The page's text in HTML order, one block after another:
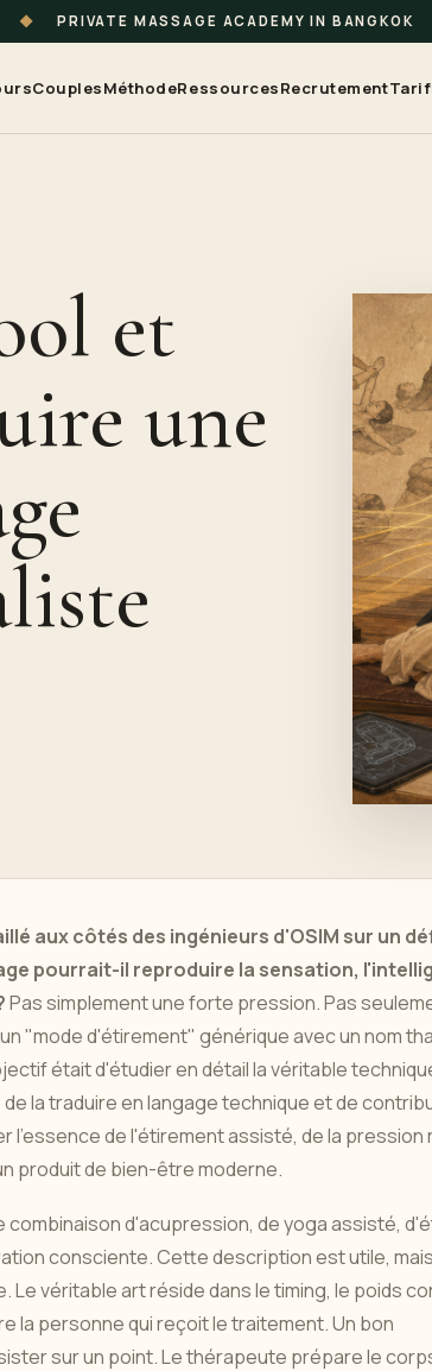
◆ PRIVATE MASSAGE ACADEMY IN BANGKOK
CouplesMéthodeRessourcesRecrutement
et
une
aux côtés des ingénieurs d'OSIM sur un
pourrait-il reproduire la sensation,
Pas simplement une forte pression. Pas
"mode d'étirement" générique avec un nom
était d'étudier en détail la véritable
la traduire en langage technique et de
de l'étirement assisté, de la pression
produit de bien-être moderne.
d'acupression, de yoga assisté,
consciente. Cette description est utile,
Le véritable art réside dans le timing, le poids
la personne qui reçoit le traitement. Un bon
sur un point. Le thérapeute prépare le